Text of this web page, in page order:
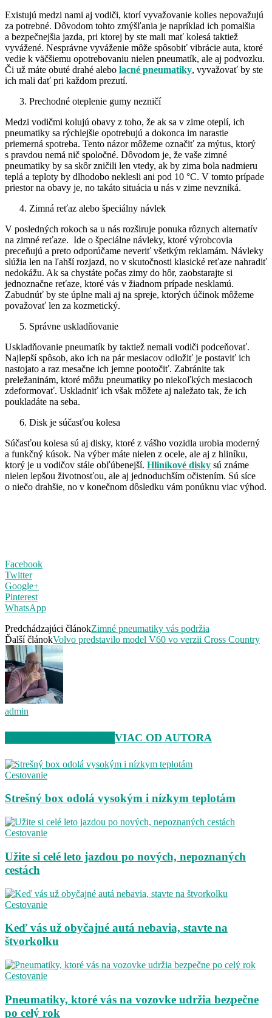
Existujú medzi nami aj vodiči, ktorí vyvažovanie kolies nepovažujú
za potrebné. Dôvodom tohto zmýšľania je napríklad ich pomalšia
a bezpečnejšia jazda, pri ktorej by ste mali mať kolesá taktiež
vyvážené. Nesprávne vyváženie môže spôsobiť vibrácie auta, ktoré
vedie k väčšiemu opotrebovaniu nielen pneumatík, ale aj podvozku.
Či už máte obuté drahé alebo lacné pneumatiky, vyvažovať by ste
ich mali dať pri každom prezutí.
Prechodné oteplenie gumy nezničí
Medzi vodičmi kolujú obavy z toho, že ak sa v zime oteplí, ich
pneumatiky sa rýchlejšie opotrebujú a dokonca im narastie
priemerná spotreba. Tento názor môžeme označiť za mýtus, ktorý
s pravdou nemá nič spoločné. Dôvodom je, že vaše zimné
pneumatiky by sa skôr zničili len vtedy, ak by zima bola nadmieru
teplá a teploty by dlhodobo neklesli ani pod 10 °C. V tomto prípade
priestor na obavy je, no takáto situácia u nás v zime nevzniká.
Zimná reťaz alebo špeciálny návlek
V posledných rokoch sa u nás rozširuje ponuka rôznych alternatív
na zimné reťaze. Ide o špeciálne návleky, ktoré výrobcovia
preceňujú a preto odporúčame neveriť všetkým reklamám. Návleky
slúžia len na ľahší rozjazd, no v skutočnosti klasické reťaze nahradiť
nedokážu. Ak sa chystáte počas zimy do hôr, zaobstarajte si
jednoznačne reťaze, ktoré vás v žiadnom prípade nesklamú.
Zabudnúť by ste úplne mali aj na spreje, ktorých účinok môžeme
považovať len za kozmetický.
Správne uskladňovanie
Uskladňovanie pneumatík by taktiež nemali vodiči podceňovať.
Najlepší spôsob, ako ich na pár mesiacov odložiť je postaviť ich
nastojato a raz mesačne ich jemne pootočiť. Zabránite tak
preležaninám, ktoré môžu pneumatiky po niekoľkých mesiacoch
zdeformovať. Uskladniť ich však môžete aj naležato tak, že ich
poukladáte na seba.
Disk je súčasťou kolesa
Súčasťou kolesa sú aj disky, ktoré z vášho vozidla urobia moderný
a funkčný kúsok. Na výber máte nielen z ocele, ale aj z hliníku,
ktorý je u vodičov stále obľúbenejší. Hliníkové disky sú známe
nielen lepšou životnosťou, ale aj jednoduchším očistením. Sú síce
o niečo drahšie, no v konečnom dôsledku vám ponúknu viac výhod.
Facebook
Twitter
Google+
Pinterest
WhatsApp
Predchádzajúci článokZimné pneumatiky vás podržia
Ďalší článokVolvo predstavilo model V60 vo verzii Cross Country
admin
VIAC OD AUTORA
Cestovanie
Strešný box odolá vysokým i nízkym teplotám
Cestovanie
Užite si celé leto jazdou po nových, nepoznaných
cestách
Cestovanie
Keď vás už obyčajné autá nebavia, stavte na
štvorkolku
Cestovanie
Pneumatiky, ktoré vás na vozovke udržia bezpečne
po celý rok